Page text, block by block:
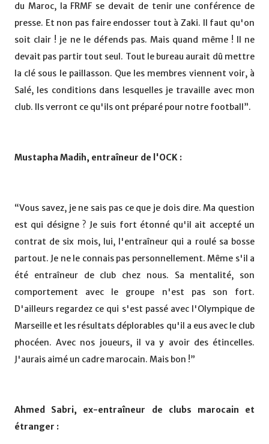
du Maroc, la FRMF se devait de tenir une conférence de
presse. Et non pas faire endosser tout à Zaki. Il faut qu'on
soit clair ! je ne le défends pas. Mais quand même ! Il ne
devait pas partir tout seul. Tout le bureau aurait dû mettre
la clé sous le paillasson. Que les membres viennent voir, à
Salé, les conditions dans lesquelles je travaille avec mon
club. Ils verront ce qu'ils ont préparé pour notre football”.
Mustapha Madih, entraîneur de l'OCK :
“Vous savez, je ne sais pas ce que je dois dire. Ma question
est qui désigne ? Je suis fort étonné qu'il ait accepté un
contrat de six mois, lui, l'entraîneur qui a roulé sa bosse
partout. Je ne le connais pas personnellement. Même s'il a
été entraîneur de club chez nous. Sa mentalité, son
comportement avec le groupe n'est pas son fort.
D'ailleurs regardez ce qui s'est passé avec l'Olympique de
Marseille et les résultats déplorables qu'il a eus avec le club
phocéen. Avec nos joueurs, il va y avoir des étincelles.
J'aurais aimé un cadre marocain. Mais bon !”
Ahmed Sabri, ex-entraîneur de clubs marocain et
étranger :